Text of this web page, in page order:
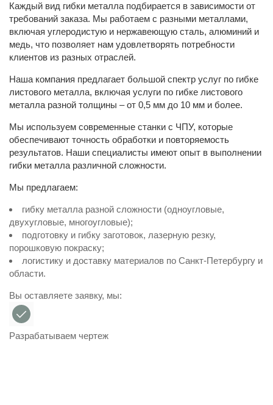
Каждый вид гибки металла подбирается в зависимости от
требований заказа. Мы работаем с разными металлами,
включая углеродистую и нержавеющую сталь, алюминий и
медь, что позволяет нам удовлетворять потребности
клиентов из разных отраслей.
Наша компания предлагает большой спектр услуг по гибке
листового металла, включая услуги по гибке листового
металла разной толщины – от 0,5 мм до 10 мм и более.
Мы используем современные станки с ЧПУ, которые
обеспечивают точность обработки и повторяемость
результатов. Наши специалисты имеют опыт в выполнении
гибки металла различной сложности.
Мы предлагаем:
гибку металла разной сложности (одноугловые,
двухугловые, многоугловые);
подготовку и гибку заготовок, лазерную резку,
порошковую покраску;
логистику и доставку материалов по Санкт‑Петербургу и
области.
Вы оставляете заявку, мы:
Разрабатываем чертеж